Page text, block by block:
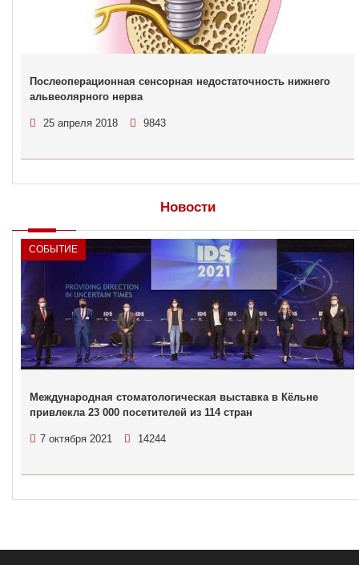
Послеоперационная сенсорная недостаточность нижнего
альвеолярного нерва
25 апреля 2018 9843
Новости
СОБЫТИЕ
Международная стоматологическая выставка в Кёльне
привлекла 23 000 посетителей из 114 стран
7 октября 2021 14244